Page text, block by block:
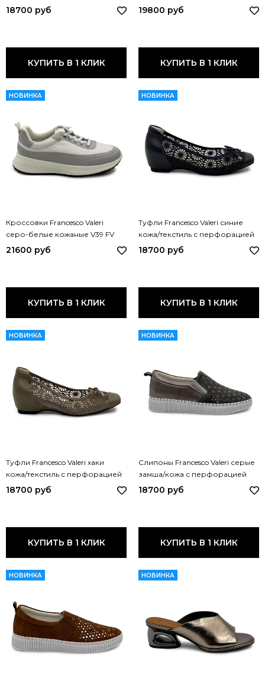
V86 FV BLU
18700 руб
КУПИТЬ В 1 КЛИК
19800 руб
КУПИТЬ В 1 КЛИК
НОВИНКА
Кроссовки Francesco Valeri
серо-белые кожаные V39 FV
BIANCO
21600 руб
КУПИТЬ В 1 КЛИК
НОВИНКА
Туфли Francesco Valeri синие
кожа/текстиль с перфорацией
V88 FV BLU
18700 руб
КУПИТЬ В 1 КЛИК
НОВИНКА
Туфли Francesco Valeri хаки
кожа/текстиль с перфорацией
V88 FV KAKI
18700 руб
КУПИТЬ В 1 КЛИК
НОВИНКА
Слипоны Francesco Valeri серые
замша/кожа с перфорацией
V50 FV GRIGIO
18700 руб
КУПИТЬ В 1 КЛИК
НОВИНКА НОВИНКА